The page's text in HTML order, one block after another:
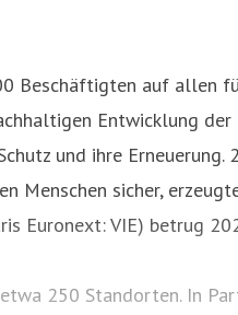
Beschäftigten auf allen
Entwicklung
und ihre
Menschen sicher,
Euronext: VIE) betrug
250 Standorten. In